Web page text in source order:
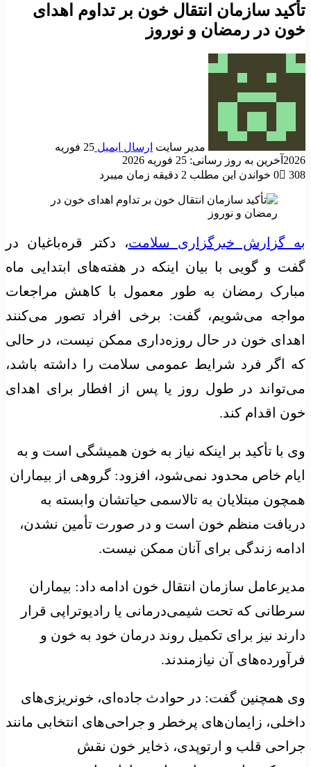
تأکید سازمان انتقال خون بر تداوم اهدای
خون در رمضان و نوروز
مدیر سایت ارسال ایمیل
25 فوریه
2026 آخرین به روز رسانی: 25 فوریه 2026
0
308 خواندن این مطلب 2 دقیقه زمان میبرد
به گزارش خبرگزاری سلامت، دکتر قره‌باغیان در
گفت و گویی با بیان اینکه در هفته‌های ابتدایی ماه
مبارک رمضان به طور معمول با کاهش مراجعات
مواجه می‌شویم، گفت: برخی افراد تصور می‌کنند
اهدای خون در حال روزه‌داری ممکن نیست، در حالی
که اگر فرد شرایط عمومی سلامت را داشته باشد،
می‌تواند در طول روز یا پس از افطار برای اهدای
خون اقدام کند.
وی با تأکید بر اینکه نیاز به خون همیشگی است و به
ایام خاص محدود نمی‌شود، افزود: گروهی از بیماران
همچون مبتلایان به تالاسمی حیاتشان وابسته به
دریافت منظم خون است و در صورت تأمین نشدن،
ادامه زندگی برای آنان ممکن نیست.
مدیرعامل سازمان انتقال خون ادامه داد: بیماران
سرطانی که تحت شیمی‌درمانی یا رادیوتراپی قرار
دارند نیز برای تکمیل روند درمان خود به خون و
فرآورده‌های آن نیازمندند.
وی همچنین گفت: در حوادث جاده‌ای، خونریزی‌های
داخلی، زایمان‌های پرخطر و جراحی‌های انتخابی مانند
جراحی قلب و ارتوپدی، ذخایر خون نقش